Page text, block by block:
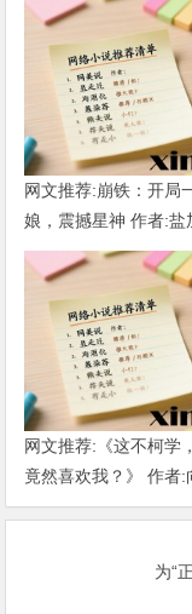
网文推荐:崩铁：开局
娘，震撼星神 作者:盐
（1-218）TXT下载
网文推荐:《这不柯学
竟然喜欢我？》 作者:
1-189章 TXT下载
为“